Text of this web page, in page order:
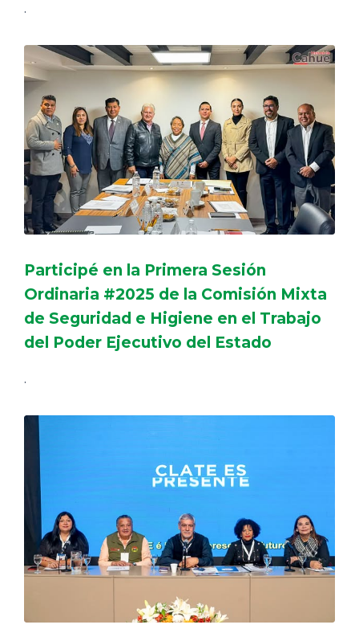
.
Participé en la Primera Sesión
Ordinaria #2025 de la Comisión Mixta
de Seguridad e Higiene en el Trabajo
del Poder Ejecutivo del Estado
.